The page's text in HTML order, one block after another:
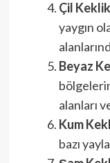
Çil
yaygın
Beyaz
alanları
Kum
bazı